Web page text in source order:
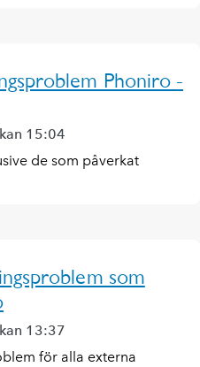
Phoniro -
15:04
de som påverkat
som
13:37
för alla externa